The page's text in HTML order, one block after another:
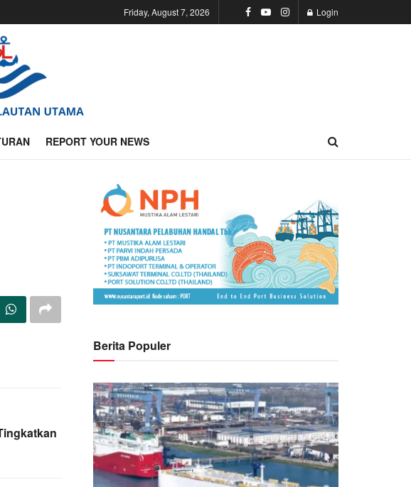
Friday, August 7, 2026 Login
REPORT YOUR NEWS
Berita Populer